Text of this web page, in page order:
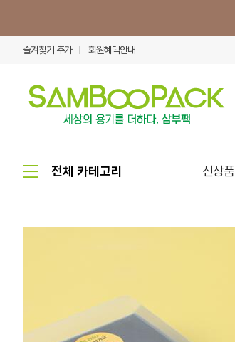
즐겨찾기 추가 회원혜택안내
신상품